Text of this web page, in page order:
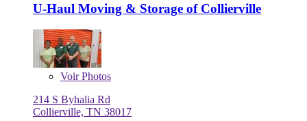
U-Haul Moving & Storage of Collierville
VoirPhotos
214 S Byhalia Rd
Collierville, TN 38017